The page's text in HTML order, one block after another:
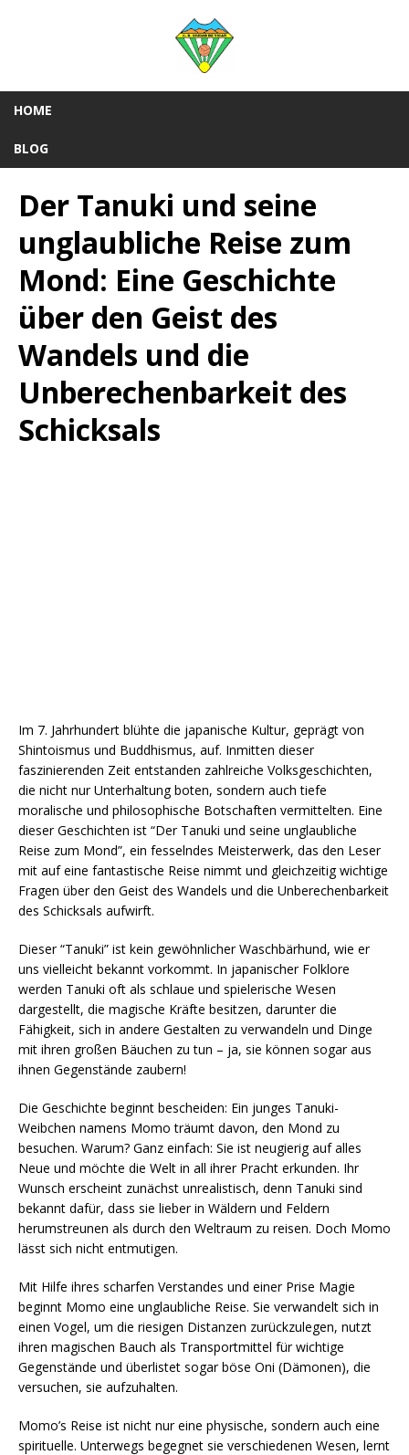
HOME
BLOG
Der Tanuki und seine
unglaubliche Reise zum
Mond: Eine Geschichte
über den Geist des
Wandels und die
Unberechenbarkeit des
Schicksals
Im 7. Jahrhundert blühte die japanische Kultur, geprägt von
Shintoismus und Buddhismus, auf. Inmitten dieser
faszinierenden Zeit entstanden zahlreiche Volksgeschichten,
die nicht nur Unterhaltung boten, sondern auch tiefe
moralische und philosophische Botschaften vermittelten. Eine
dieser Geschichten ist “Der Tanuki und seine unglaubliche
Reise zum Mond”, ein fesselndes Meisterwerk, das den Leser
mit auf eine fantastische Reise nimmt und gleichzeitig wichtige
Fragen über den Geist des Wandels und die Unberechenbarkeit
des Schicksals aufwirft.
Dieser “Tanuki” ist kein gewöhnlicher Waschbärhund, wie er
uns vielleicht bekannt vorkommt. In japanischer Folklore
werden Tanuki oft als schlaue und spielerische Wesen
dargestellt, die magische Kräfte besitzen, darunter die
Fähigkeit, sich in andere Gestalten zu verwandeln und Dinge
mit ihren großen Bäuchen zu tun – ja, sie können sogar aus
ihnen Gegenstände zaubern!
Die Geschichte beginnt bescheiden: Ein junges Tanuki-
Weibchen namens Momo träumt davon, den Mond zu
besuchen. Warum? Ganz einfach: Sie ist neugierig auf alles
Neue und möchte die Welt in all ihrer Pracht erkunden. Ihr
Wunsch erscheint zunächst unrealistisch, denn Tanuki sind
bekannt dafür, dass sie lieber in Wäldern und Feldern
herumstreunen als durch den Weltraum zu reisen. Doch Momo
lässt sich nicht entmutigen.
Mit Hilfe ihres scharfen Verstandes und einer Prise Magie
beginnt Momo eine unglaubliche Reise. Sie verwandelt sich in
einen Vogel, um die riesigen Distanzen zurückzulegen, nutzt
ihren magischen Bauch als Transportmittel für wichtige
Gegenstände und überlistet sogar böse Oni (Dämonen), die
versuchen, sie aufzuhalten.
Momo’s Reise ist nicht nur eine physische, sondern auch eine
spirituelle. Unterwegs begegnet sie verschiedenen Wesen, lernt